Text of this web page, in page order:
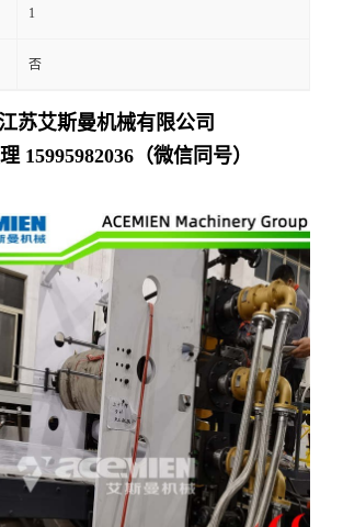
1
否
苏艾斯曼机械有限公司
15995982036（微信同号）